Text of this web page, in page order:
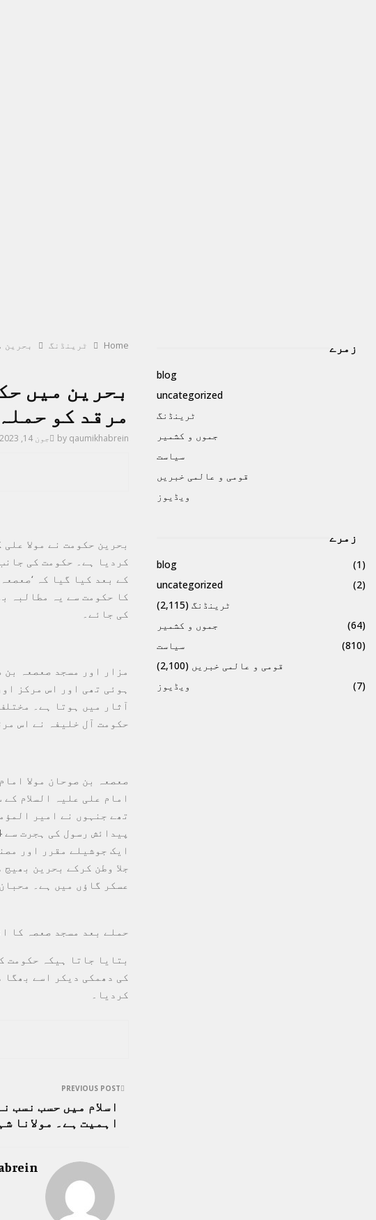
Home ٹرینڈنگ بحرین
بحرین میں
مرقد کو
by qaumikhabrein جون 14, 2023
بحرین حکومت نے مولا
کردیا ہے۔ حکومت کی
کے بعد کیا گیا کہ
کا حکومت سے یہ مطالبہ
کی جائے۔
ہوئی تھی اور اس مرکز
آثار میں ہوتا ہے۔
حکومت آل خلیفہ نے اس
صعصعہ بن صوحان مولا
امام علی علیہ السلام
تھے جنہوں نے امیر
ایک جوشیلے مقرر اور
عسکر گاؤں میں ہے۔
حملے بعد مسجد صعصہ کا
بتایا جاتا ہیکہ حکومت
کی دھمکی دیکر اسے
کردیا۔
PREVIOUS POST
اسلام میں حسب نسب
اہمیت ہے۔ مولانا
زمرے
blog
uncategorized
ٹرینڈنگ
جموں و کشمیر
سیاست
قومی و عالمی خبریں
ویڈیوز
زمرے
blog
(1)
uncategorized
(2)
ٹرینڈنگ (2,115)
جموں و کشمیر
(64)
سیاست
(810)
قومی و عالمی خبریں (2,100)
ویڈیوز
(7)